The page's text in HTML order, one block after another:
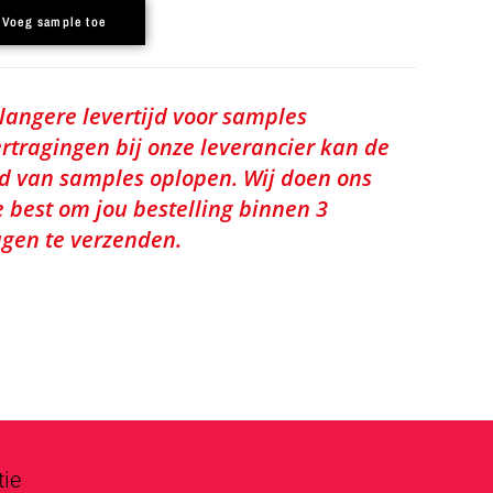
Voeg sample toe
levertijd voor samples
bij onze leverancier kan de
van samples oplopen. Wij doen ons
best om jou bestelling binnen 3
te verzenden.